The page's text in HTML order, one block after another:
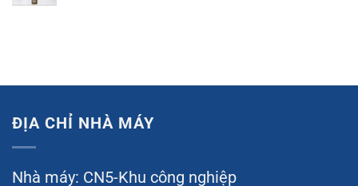
ĐỊA CHỈ NHÀ MÁY
Nhà máy: CN5-Khu công nghiệp